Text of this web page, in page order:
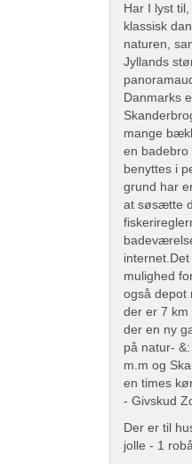
Har I lyst
klassisk
naturen,
Jyllands
Danmarks
mange
en badebro
benyttes i
grund har
at søsætte
mulighed
også depot
der er 7 km
der en ny
på natur-
m.m og
en times
- Givskud
Der er til
jolle - 1